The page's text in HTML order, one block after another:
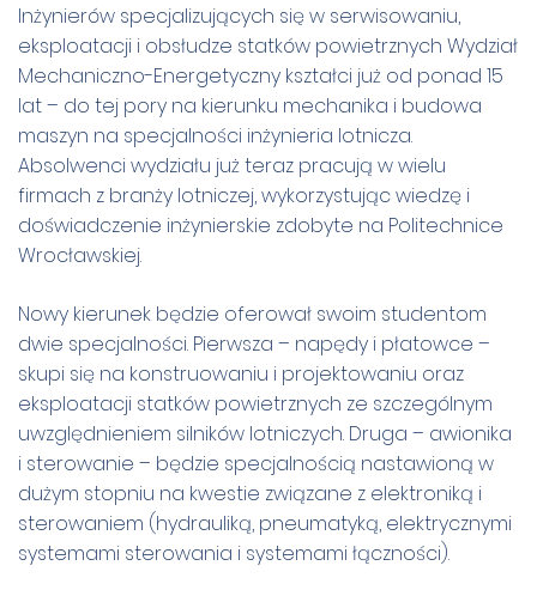
Inżynierów specjalizujących się w serwisowaniu,
eksploatacji i obsłudze statków powietrznych Wydział
Mechaniczno-Energetyczny kształci już od ponad 15
lat – do tej pory na kierunku mechanika i budowa
maszyn na specjalności inżynieria lotnicza.
Absolwenci wydziału już teraz pracują w wielu
firmach z branży lotniczej, wykorzystując wiedzę i
doświadczenie inżynierskie zdobyte na Politechnice
Wrocławskiej.
Nowy kierunek będzie oferował swoim studentom
dwie specjalności. Pierwsza – napędy i płatowce –
skupi się na konstruowaniu i projektowaniu oraz
eksploatacji statków powietrznych ze szczególnym
uwzględnieniem silników lotniczych. Druga – awionika
i sterowanie – będzie specjalnością nastawioną w
dużym stopniu na kwestie związane z elektroniką i
sterowaniem (hydrauliką, pneumatyką, elektrycznymi
systemami sterowania i systemami łączności).